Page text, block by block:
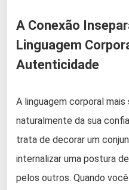
A Conexão
Linguagem
Autenticidade
A linguagem corporal
naturalmente da sua
trata de decorar um
internalizar uma postura
pelos outros. Quando